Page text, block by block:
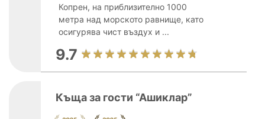
Копрен, на приблизително 1000
метра над морското равнище, като
осигурява чист въздух и ...
9.7
Къща за гости “Ашиклар”